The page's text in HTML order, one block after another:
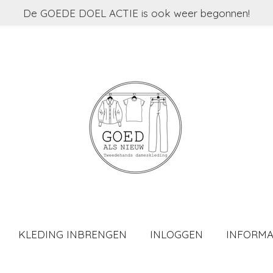
De GOEDE DOEL ACTIE is ook weer begonnen!
KLEDING INBRENGEN INLOGGEN